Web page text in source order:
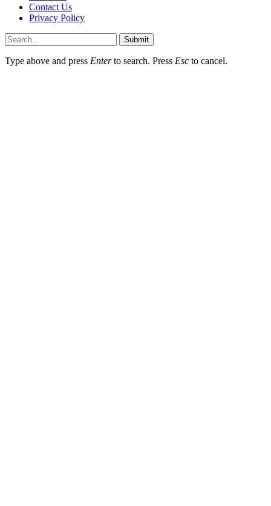
Contact Us
Privacy Policy
Submit
Type above and press Enterto search. Press Esc to cancel.